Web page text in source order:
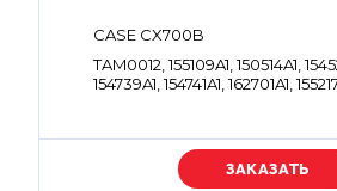
CASE CX700B
TAM0012, 155109A1, 150514A1,
154739A1, 154741A1, 162701A1,
LBM0055, 162703A1, 155218A1,
87779433, 160796A1, 154467A1,
151362A1, 159970A1, 154491A1
Уточняйте цену